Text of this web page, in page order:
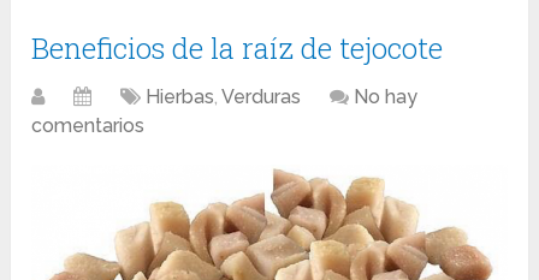
Beneficios de la raíz de tejocote
Hierbas,Verduras
No hay
comentarios